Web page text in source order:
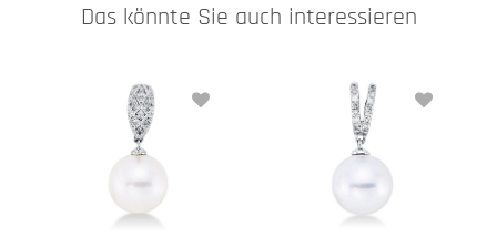
Das könnte Sie auch interessieren